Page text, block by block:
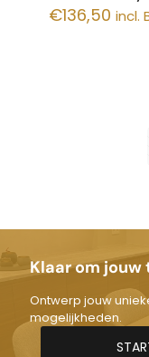
€136,50 incl.
Klaar om
Ontwerp jouw
mogelijkheden.